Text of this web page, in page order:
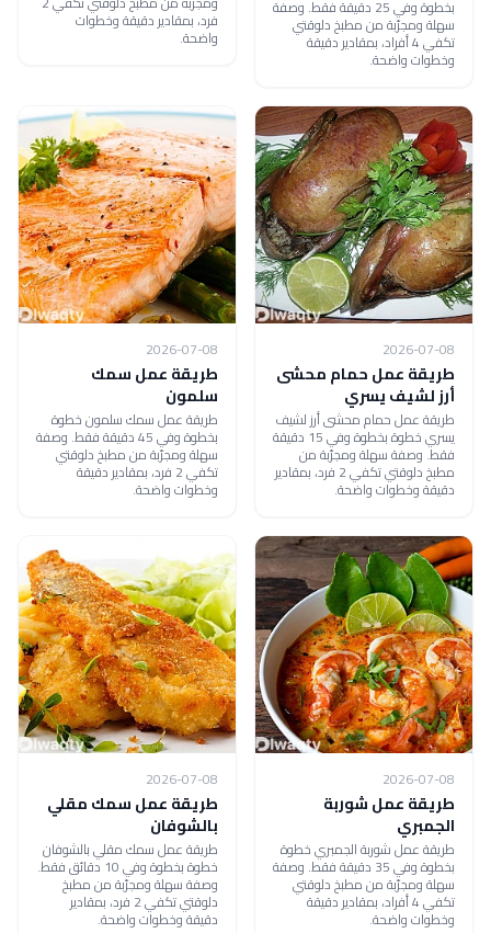
بخطوة وفي 25 دقيقة فقط. وصفة
سهلة ومجرّبة من مطبخ دلوقتي
تكفي 4 أفراد، بمقادير دقيقة
وخطوات واضحة.
فرد، بمقادير دقيقة وخطوات
واضحة.
2026-07-08
طريقة عمل حمام محشى
أرز لشيف يسري
طريقة عمل حمام محشى أرز لشيف
يسري خطوة بخطوة وفي 15 دقيقة
فقط. وصفة سهلة ومجرّبة من
مطبخ دلوقتي تكفي 2 فرد، بمقادير
دقيقة وخطوات واضحة.
2026-07-08
طريقة عمل سمك
سلمون
طريقة عمل سمك سلمون خطوة
بخطوة وفي 45 دقيقة فقط. وصفة
سهلة ومجرّبة من مطبخ دلوقتي
تكفي 2 فرد، بمقادير دقيقة
وخطوات واضحة.
2026-07-08
طريقة عمل شوربة
الجمبري
طريقة عمل شوربة الجمبري خطوة
بخطوة وفي 35 دقيقة فقط. وصفة
سهلة ومجرّبة من مطبخ دلوقتي
تكفي 4 أفراد، بمقادير دقيقة
وخطوات واضحة.
2026-07-08
طريقة عمل سمك مقلي
بالشوفان
طريقة عمل سمك مقلي بالشوفان
خطوة بخطوة وفي 10 دقائق فقط.
وصفة سهلة ومجرّبة من مطبخ
دلوقتي تكفي 2 فرد، بمقادير
دقيقة وخطوات واضحة.